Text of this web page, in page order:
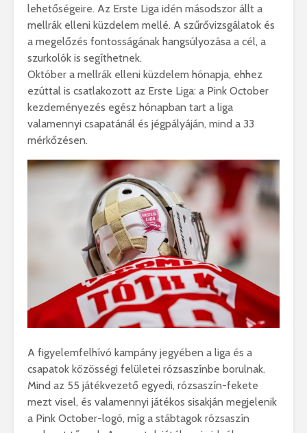
lehetőségeire. Az Erste Liga idén másodszor állt a
mellrák elleni küzdelem mellé. A szűrővizsgálatok és
a megelőzés fontosságának hangsúlyozása a cél, a
szurkolók is segíthetnek.
Október a mellrák elleni küzdelem hónapja, ehhez
ezúttal is csatlakozott az Erste Liga: a Pink October
kezdeményezés egész hónapban tart a liga
valamennyi csapatánál és jégpályáján, mind a 33
mérkőzésen.
A figyelemfelhívó kampány jegyében a liga és a
csapatok közösségi felületei rózsaszínbe borulnak.
Mind az 55 játékvezető egyedi, rózsaszín-fekete
mezt visel, és valamennyi játékos sisakján megjelenik
a Pink October-logó, míg a stábtagok rózsaszín